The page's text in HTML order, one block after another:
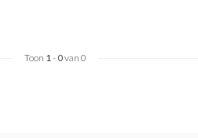
Toon 1- 0van 0